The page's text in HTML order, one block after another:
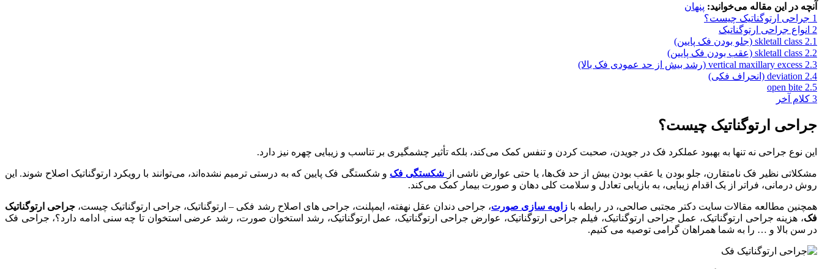
آنچه در این مقاله می‌خوانید: پنهان
1 جراحی ارتوگناتیک چیست؟
2 انواع جراحی ارتوگناتیک
2.1 skletall class (جلو بودن فک پایین)
2.2 skletall class (عقب بودن فک پایین)
2.3 vertical maxillary excess (رشد بیش از حد عمودی فک بالا)
2.4 deviation (انحراف فکی)
2.5
open bite
3 کلام آخر
جراحی ارتوگناتیک چیست؟
این نوع جراحی نه تنها به بهبود عملکرد فک در جویدن، صحبت کردن و تنفس کمک می‌کند، بلکه تأثیر چشمگیری بر تناسب و زیبایی چهره نیز دارد.
مشکلاتی نظیر فک نامتقارن، جلو بودن یا عقب بودن بیش از حد فک‌ها، یا حتی عوارض ناشی از شکستگی فک و شکستگی فک پایین که به درستی ترمیم نشده‌اند، می‌توانند با رویکرد ارتوگناتیک اصلاح شوند. این
روش درمانی، فراتر از یک اقدام زیبایی، به بازیابی تعادل و سلامت کلی دهان و صورت بیمار کمک می‌کند.
همچنین مطالعه مقالات سایت دکتر مجتبی صالحی، در رابطه با زاویه سازی صورت، جراحی دندان عقل نهفته، ایمپلنت، جراحی های اصلاح رشد فکی – ارتوگناتیک، جراحی ارتوگناتیک چیست، جراحی ارتوگناتیک
فک، هزینه جراحی ارتوگناتیک، عمل جراحی ارتوگناتیک، فیلم جراحی ارتوگناتیک، عوارض جراحی ارتوگناتیک، عمل ارتوگناتیک، رشد استخوان صورت، رشد عرضی استخوان تا چه سنی ادامه دارد؟، جراحی فک
در سن بالا و … را به شما همراهان گرامی توصیه می کنیم.